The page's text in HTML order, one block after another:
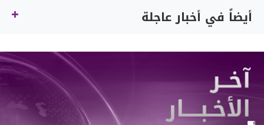
أيضاً في أخبار عاجلة